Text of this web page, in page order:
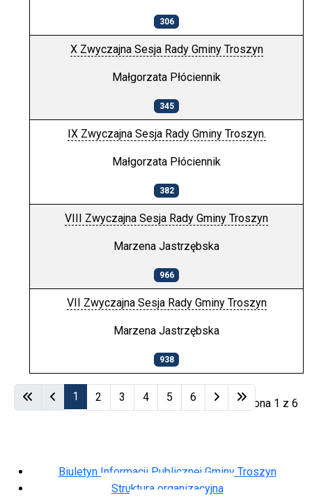
Biuletyn Informacji Publicznej Gminy Troszyn
Struktura organizacyjna
Spis artykułów
306
X Zwyczajna Sesja Rady Gminy Troszyn
Małgorzata Płóciennik
345
IX Zwyczajna Sesja Rady Gminy Troszyn.
Małgorzata Płóciennik
382
VIII Zwyczajna Sesja Rady Gminy Troszyn
Marzena Jastrzębska
966
VII Zwyczajna Sesja Rady Gminy Troszyn
Marzena Jastrzębska
938
Strona 1 z 6
1 2 3 4 5 6